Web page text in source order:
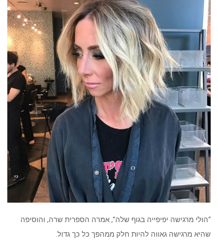
“הולי מרגישה יפיפייה בגוף שלה”, אמרה הספרית שרה, והוסיפה
שהיא מרגישה גאווה להיות חלק ממהפך כל כך גדול.